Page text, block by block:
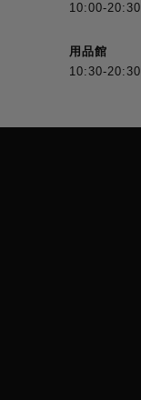
10:00-20:30
用品館
10:30-20:30